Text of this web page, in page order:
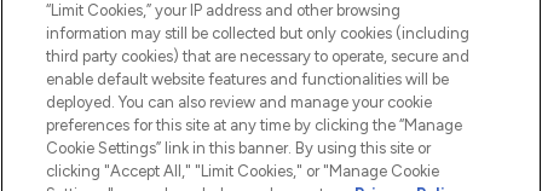
ÜBER LOOKFANTASTIC
COVID-19
“Limit Cookies,” your IP address and other browsing
information may still be collected but only cookies (including
third party cookies) that are necessary to operate, secure and
enable default website features and functionalities will be
deployed. You can also review and manage your cookie
preferences for this site at any time by clicking the “Manage
Cookie Settings” link in this banner. By using this site or
clicking "Accept All," "Limit Cookies," or "Manage Cookie